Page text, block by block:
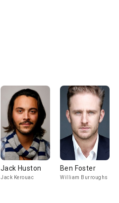
Jack Huston
Jack Kerouac
Ben Foster
William Burroughs